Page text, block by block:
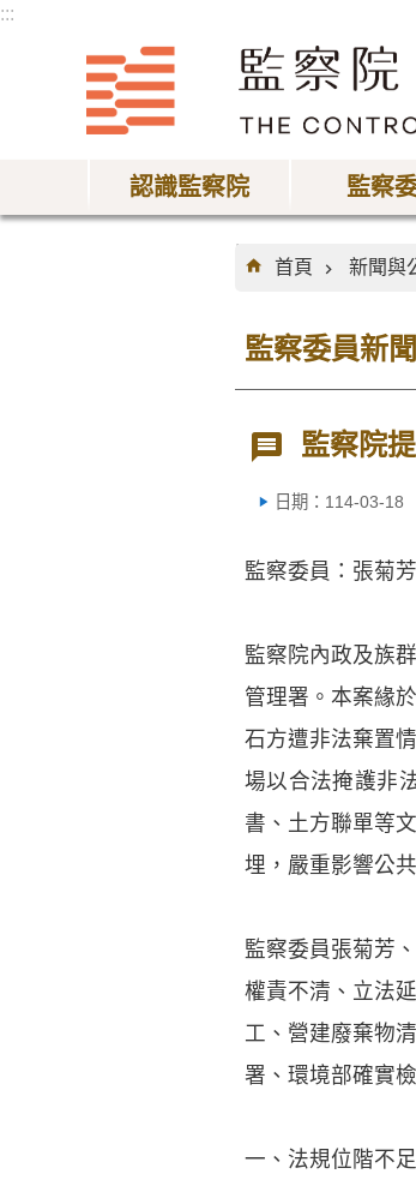
:::
認識監察院 監察
:::
首頁
新聞與
監察委員新
監察院
日期：114-03-18
監察委員：張菊
監察院內政及族
管理署。本案緣
石方遭非法棄置
場以合法掩護非
書、土方聯單等
埋，嚴重影響公
監察委員張菊芳
權責不清、立法
工、營建廢棄物
署、環境部確實
一、法規位階不